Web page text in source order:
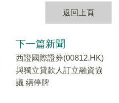
返回上頁
下一篇新聞
西證國際證券(00812.HK)
與獨立貸款人訂立融資協
議 續停牌